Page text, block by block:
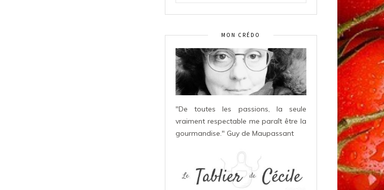
MON CRÉDO
"De toutes les passions, la seule
vraiment respectable me paraît être la
gourmandise." Guy de Maupassant